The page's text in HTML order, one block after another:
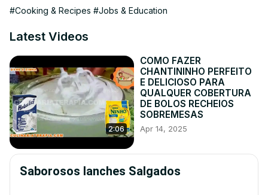
melhor salgado para vendas com massa super sequinha
#pastel #salgado #receitafacil #culinaria #receitas
#Cooking & Recipes #Jobs & Education
Latest Videos
2:06
COMO FAZER
CHANTININHO PERFEITO
E DELICIOSO PARA
QUALQUER COBERTURA
DE BOLOS RECHEIOS
SOBREMESAS
Apr 14, 2025
Saborosos lanches Salgados